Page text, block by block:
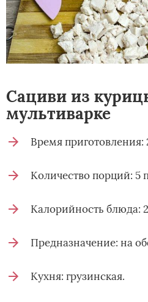
Сациви из
мультиварке
Время приготовления:
Количество порций: 5
Калорийность блюда:
Предназначение: на
Кухня: грузинская.